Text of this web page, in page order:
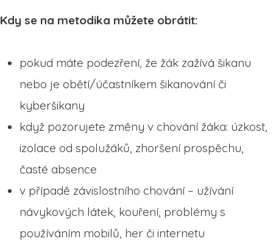
Kdy se na metodika můžete obrátit:
pokud máte podezření, že žák zažívá šikanu
nebo je obětí/účastníkem šikanování či
kyberšikany
když pozorujete změny v chování žáka: úzkost,
izolace od spolužáků, zhoršení prospěchu,
časté absence
v případě závislostního chování – užívání
návykových látek, kouření, problémy s
používáním mobilů, her či internetu